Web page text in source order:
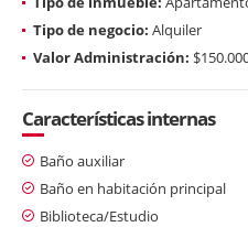
Tipo de negocio: Alquiler
Valor Administración:
Características internas
Baño auxiliar
Baño en habitación principal
Biblioteca/Estudio